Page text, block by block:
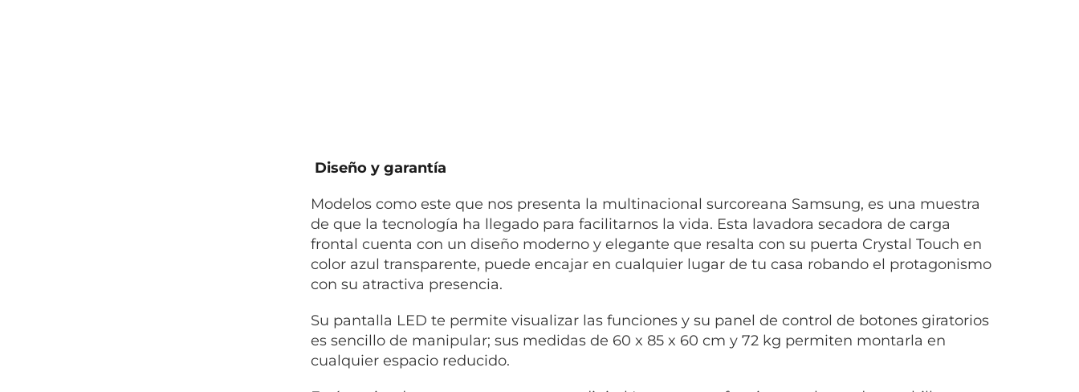
Diseño y garantía
Modelos como este que nos presenta la multinacional surcoreana Samsung, es una muestra
de que la tecnología ha llegado para facilitarnos la vida. Esta lavadora secadora de carga
frontal cuenta con un diseño moderno y elegante que resalta con su puerta Crystal Touch en
color azul transparente, puede encajar en cualquier lugar de tu casa robando el protagonismo
con su atractiva presencia.
Su pantalla LED te permite visualizar las funciones y su panel de control de botones giratorios
es sencillo de manipular; sus medidas de 60 x 85 x 60 cm y 72 kg permiten montarla en
cualquier espacio reducido.